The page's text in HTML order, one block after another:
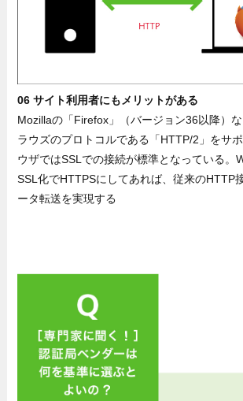
06 サイト利用者にもメリットがある
Mozillaの「Firefox」（バージョン36以降）
ラウズのプロトコルである「HTTP/2」をサ
ウザではSSLでの接続が標準となっている。
SSL化でHTTPSにしてあれば、従来のHTTP
ータ転送を実現する